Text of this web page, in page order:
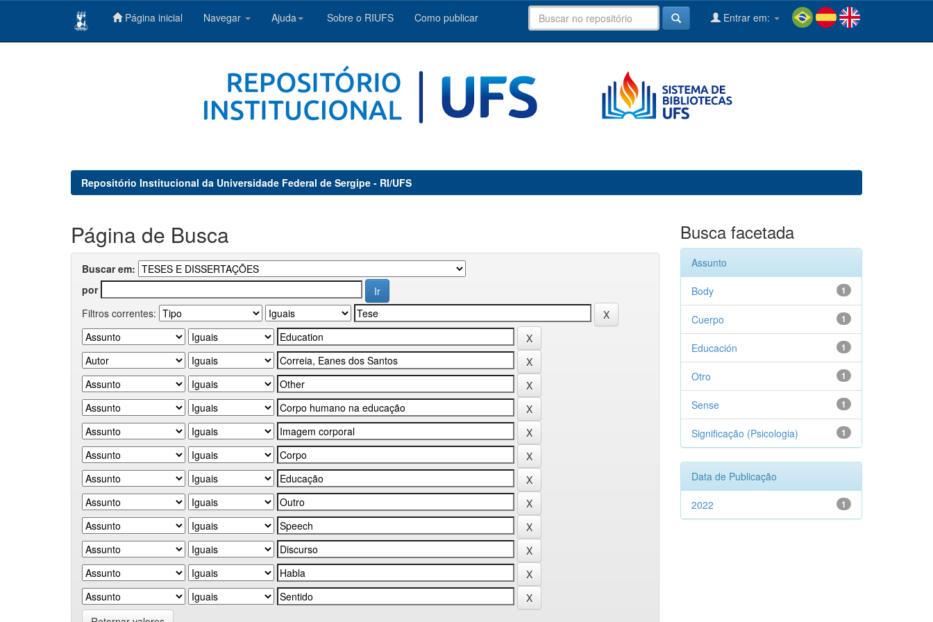
Página inicial Navegar Ajuda Sobre o RIUFS Como publicar Entrar em:
Repositório Institucional da Universidade Federal de Sergipe - RI/UFS
Página de Busca
Buscar em:
por
Filtros correntes:
Busca facetada
Assunto
1
Body
1
Cuerpo
1
Educación
1
Otro
1
Sense
1
Significação (Psicologia)
Data de Publicação
1
2022